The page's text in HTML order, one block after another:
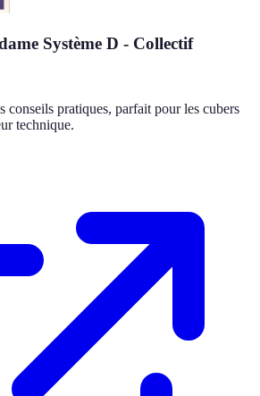
Système D - Collectif
pratiques, parfait pour les cubers
technique.